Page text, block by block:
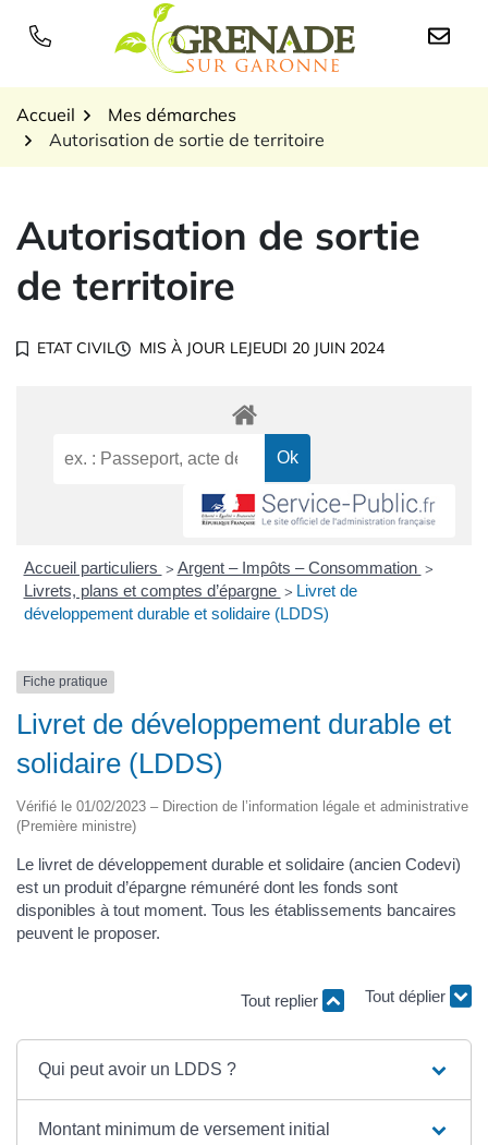
Logo Grenade sur
Accueil
Mes démarches
Autorisation de sortie de territoire
Autorisation de sortie
de territoire
ETAT CIVIL MIS À JOUR LEJEUDI 20 JUIN 2024
Accueil particuliers > Argent – Impôts – Consommation >
Livrets, plans et comptes d’épargne > Livret de
développement durable et solidaire (LDDS)
Fiche pratique
Livret de développement durable et
solidaire (LDDS)
Vérifié le 01/02/2023 – Direction de l’information légale et administrative
(Première ministre)
Le livret de développement durable et solidaire (ancien Codevi)
est un produit d’épargne rémunéré dont les fonds sont
disponibles à tout moment. Tous les établissements bancaires
peuvent le proposer.
Tout replier Tout déplier
Qui peut avoir un LDDS ?
Montant minimum de versement initial